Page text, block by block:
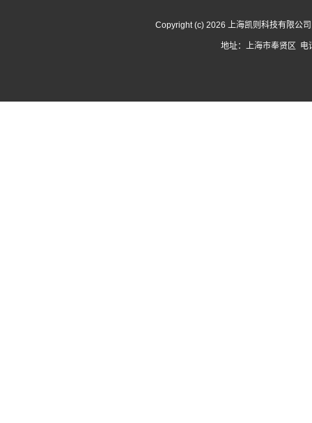
Copyright (c) 2026 上海凯则科技有限公
地址：上海市奉贤区